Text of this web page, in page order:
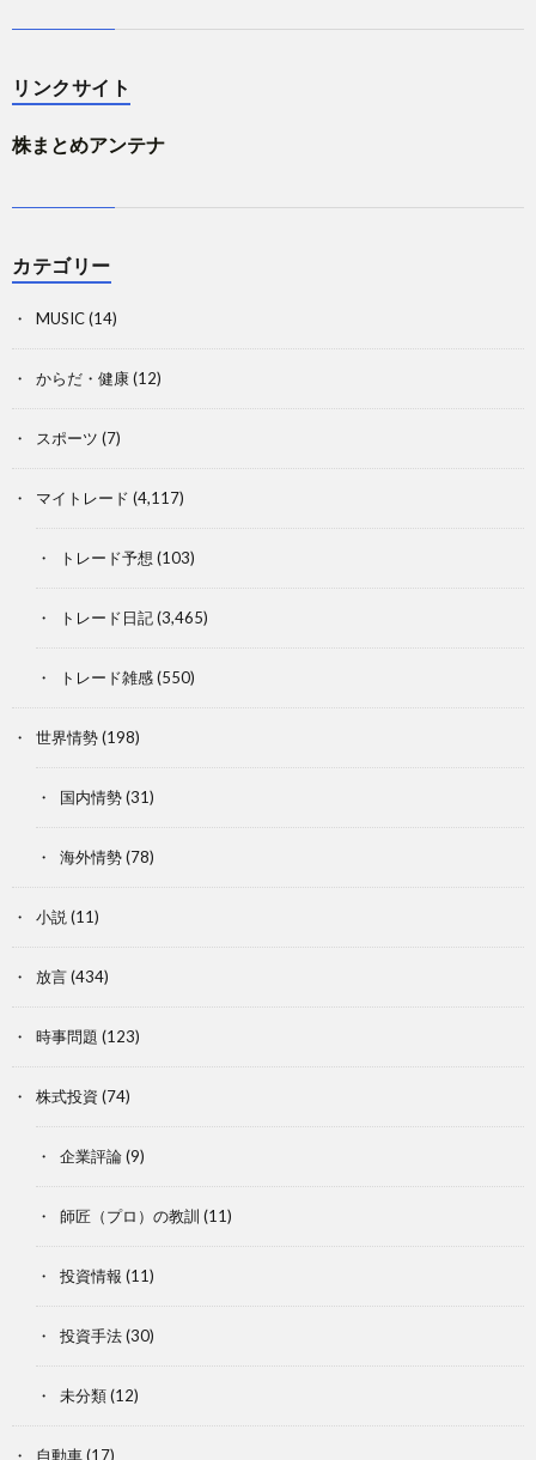
リンクサイト
株まとめアンテナ
カテゴリー
MUSIC(14)
からだ・健康(12)
スポーツ (7)
マイトレード (4,117)
トレード予想 (103)
トレード日記(3,465)
トレード雑感(550)
世界情勢(198)
国内情勢(31)
海外情勢(78)
小説 (11)
放言(434)
時事問題 (123)
株式投資 (74)
企業評論(9)
師匠（プロ）の教訓 (11)
投資情報 (11)
投資手法(30)
未分類(12)
自動車(17)